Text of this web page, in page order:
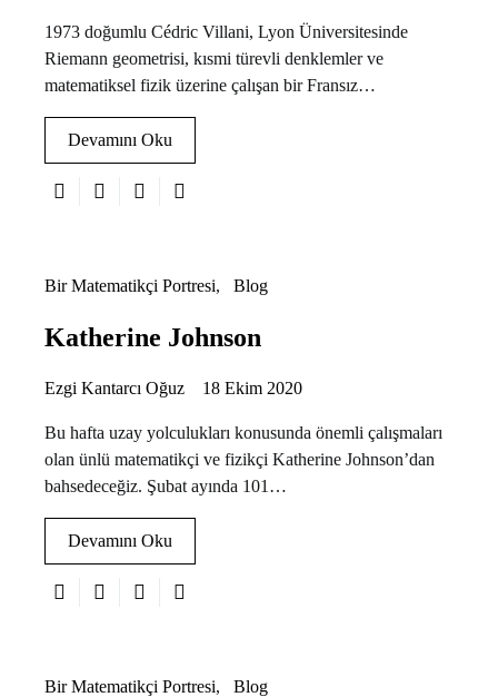
1973 doğumlu Cédric Villani, Lyon Üniversitesinde
Riemann geometrisi, kısmi türevli denklemler ve
matematiksel fizik üzerine çalışan bir Fransız…
Devamını Oku
Bir Matematikçi Portresi Blog
Katherine Johnson
Ezgi Kantarcı Oğuz 18 Ekim 2020
Bu hafta uzay yolculukları konusunda önemli çalışmaları
olan ünlü matematikçi ve fizikçi Katherine Johnson’dan
bahsedeceğiz. Şubat ayında 101…
Devamını Oku
Bir Matematikçi Portresi Blog